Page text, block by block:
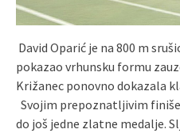
David Oparić je na 800 m
pokazao vrhunsku formu
Križanec ponovno dokazala
Svojim prepoznatljivim
do još jedne zlatne medalje.